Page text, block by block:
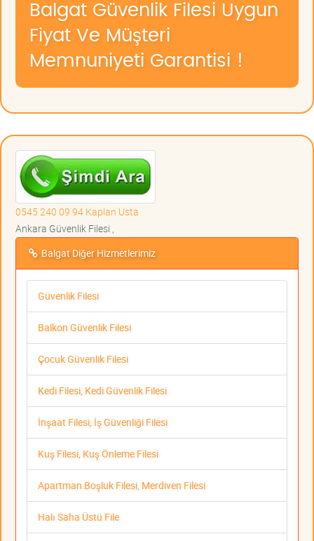
Balgat Güvenlik Filesi Uygun
Fiyat Ve Müşteri
Memnuniyeti Garantisi !
0545 240 09 94 Kaplan Usta
Ankara Güvenlik Filesi ,
Balgat Diğer Hizmetlerimiz
Güvenlik Filesi
Balkon Güvenlik Filesi
Çocuk Güvenlik Filesi
Kedi Filesi, Kedi Güvenlik Filesi
İnşaat Filesi, İş Güvenliği Filesi
Kuş Filesi, Kuş Önleme Filesi
Apartman Boşluk Filesi, Merdiven Filesi
Halı Saha Üstü File